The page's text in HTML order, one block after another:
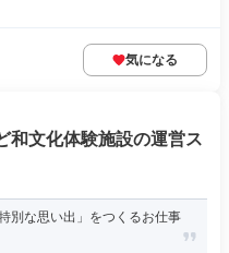
気になる
和文化体験施設の運営ス
別な思い出」をつくるお仕事